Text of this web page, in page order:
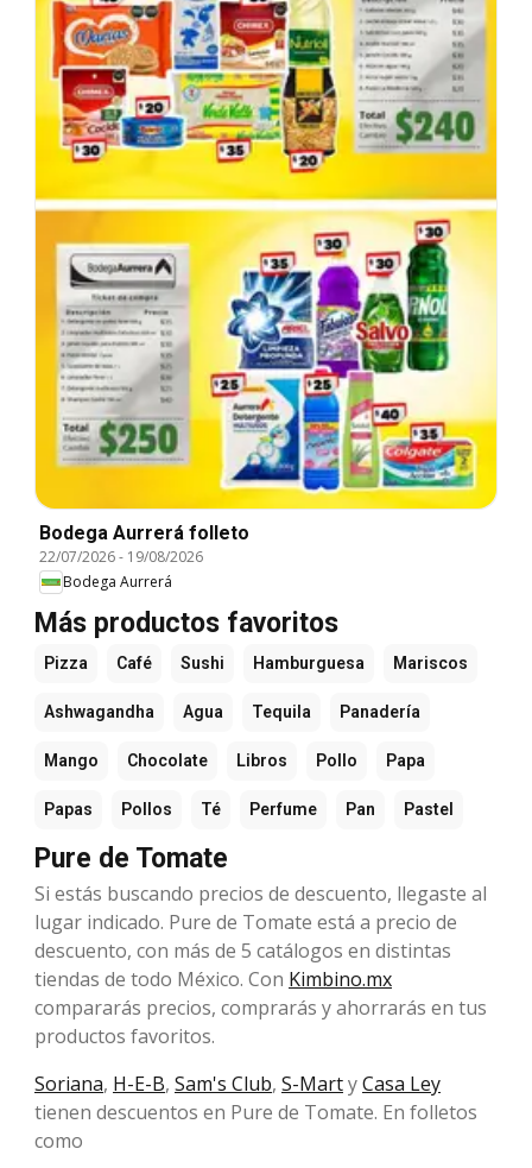
Bodega Aurrerá folleto
22/07/2026- 19/08/2026
Bodega Aurrerá
Más productos favoritos
Pizza Café Sushi Hamburguesa Mariscos
Ashwagandha Agua Tequila Panadería
Mango Chocolate Libros Pollo Papa
Papas Pollos Té Perfume Pan Pastel
Pure de Tomate
Si estás buscando precios de descuento, llegaste al
lugar indicado. Pure de Tomate está a precio de
descuento, con más de 5 catálogos en distintas
tiendas de todo México. Con Kimbino.mx
compararás precios, comprarás y ahorrarás en tus
productos favoritos.
Soriana, H-E-B, Sam's Club, S-MartyCasa Ley
tienen descuentos en Pure de Tomate. En folletos
como